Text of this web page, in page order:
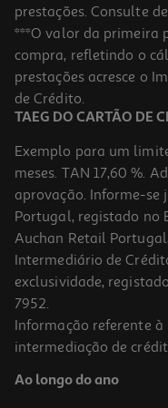
prestações. Consulte
***O valor da primeira
compra, refletindo o
prestações acresce o
de Crédito.
TAEG DO CARTÃO DE
Exemplo para um
meses. TAN 17,60 %.
aprovação. Informe-se
Portugal, registado no
Auchan Retail
Intermediário de
exclusividade,
7952.
Informação referente à
intermediação de
Ao longo do ano